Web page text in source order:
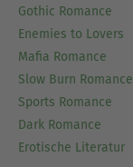
Gothic Romance
Enemies to Lovers
Mafia Romance
Slow Burn Romance
Sports Romance
Dark Romance
Erotische Literatur